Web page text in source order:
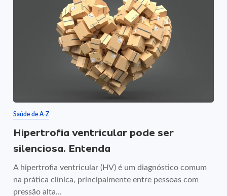
Saúde de A-Z
Hipertrofia ventricular pode ser
silenciosa. Entenda
A hipertrofia ventricular (HV) é um diagnóstico comum
na prática clínica, principalmente entre pessoas com
pressão alta...